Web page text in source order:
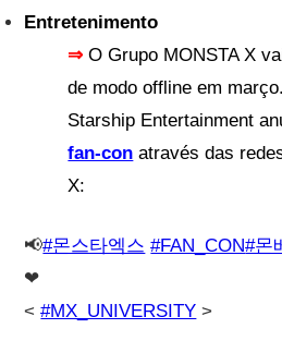
Entretenimento
⇒O Grupo MONSTA X
de modo offline em
Starship Entertainment
fan-con através das
X:
📢#몬스타엑스 #FAN_CON#몬
❤
<#MX_UNIVERSITY >